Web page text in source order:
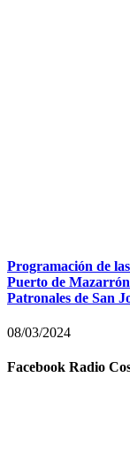
Programación de
Puerto de
Patronales de San
08/03/2024
Facebook Radio